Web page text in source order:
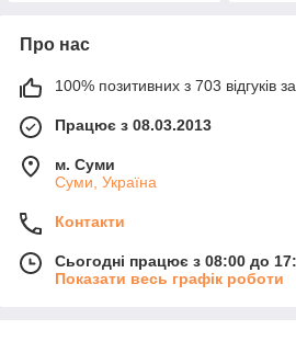
Про нас
100% позитивних з 703 відгуків за
Працює з 08.03.2013
м. Суми
Суми, Україна
Контакти
Сьогодні працює з 08:00 до
Показати весь графік роботи